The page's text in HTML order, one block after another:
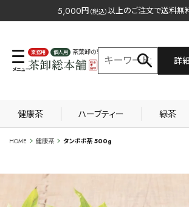
5,000円 （税込）以上のご注文で送料無
業務用 個人用
茶葉卸の専門サイト
詳
健康茶 ハーブティー 緑茶
HOME 健康茶 タンポポ茶 500g